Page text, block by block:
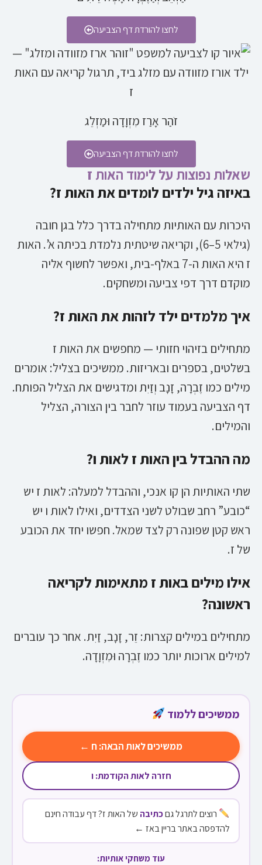
לחצו להורדת דף הצביעה
זֹהַר אָרַז מִזְוָדָה וּמַזְלֵג
לחצו להורדת דף הצביעה
שאלות נפוצות על לימוד האות ז
באיזה גיל ילדים לומדים את האות ז?
היכרות עם האותיות מתחילה בדרך כלל בגן חובה
(גילאי 5–6), וקריאה שיטתית נלמדת בכיתה א’. האות
ז היא האות ה-7 באלף-בית, ואפשר לחשוף אליה
מוקדם דרך דפי צביעה ומשחקים.
איך מלמדים ילד לזהות את האות ז?
מתחילים בזיהוי חזותי — מחפשים את האות ז
בשלטים, בספרים ובאריזות. ממשיכים בצליל: אומרים
מילים כמו זֶבְרָה, זָנָב וְזַיִת ומדגישים את הצליל הפותח.
דף הצביעה בעמוד עוזר לחבר בין הצורה, הצליל
והמילים.
מה ההבדל בין האות ז לאות ו?
שתי האותיות הן קו אנכי, וההבדל למעלה: לאות ז יש
“כובע” רחב שבולט לשני הצדדים, ואילו לאות ו יש
ראש קטן שפונה רק לצד שמאל. חפשו יחד את הכובע
של ז.
אילו מילים באות ז מתאימות לקריאה
ראשונה?
מתחילים במילים קצרות: זֵר, זָנָב, זַיִת. אחר כך עוברים
למילים ארוכות יותר כמו זֶבְרָה וּמִזְוָדָה.
ממשיכים ללמוד
ממשיכים לאות הבאה: ח ←
חזרה לאות הקודמת: ו
רוצים לתרגל גםכתיבה של האות ז? דף עבודה חינם
להדפסה באתר בריין באז ←
עוד משחקי אותיות: